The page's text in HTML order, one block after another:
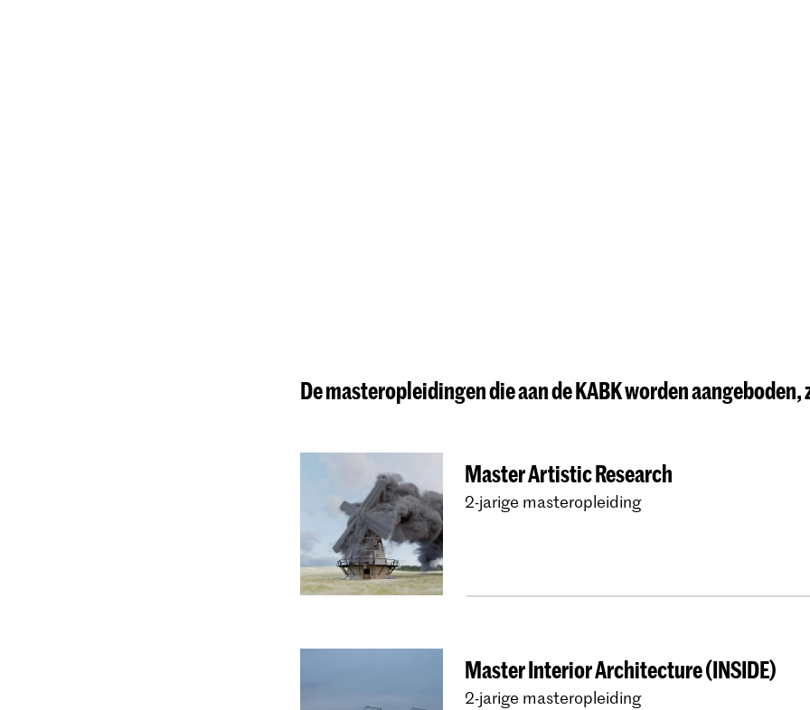
​De masteropleidingen die aan de KABK worden aangeboden,
Master Artistic Research
2-jarige masteropleiding
Master Interior Architecture (INSIDE)
2-jarige masteropleiding